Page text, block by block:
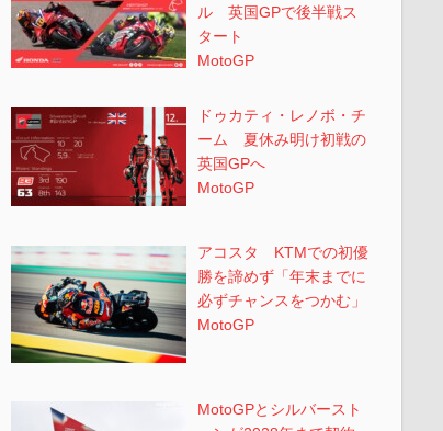
ル 英国GPで後半戦ス
タート
MotoGP
ドゥカティ・レノボ・チ
ーム 夏休み明け初戦の
英国GPへ
MotoGP
アコスタ KTMでの初優
勝を諦めず「年末までに
必ずチャンスをつかむ」
MotoGP
MotoGPとシルバースト